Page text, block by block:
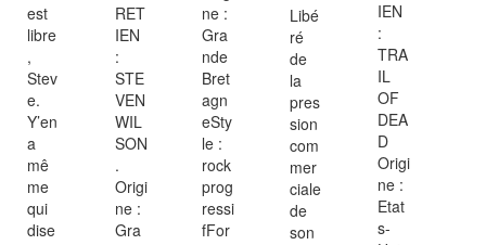
est
libre
,
Stev
e.
Y’en
a
mê
me
qui
dise
RET
IEN
:
STE
VEN
WIL
SON
.
Origi
ne :
Gra
ne :
Gra
nde
Bret
agn
eSty
le :
rock
prog
ressi
fFor
Libé
ré
de
la
pres
sion
com
mer
ciale
de
son
IEN
:
TRA
IL
OF
DEA
D
Origi
ne :
Etat
s-